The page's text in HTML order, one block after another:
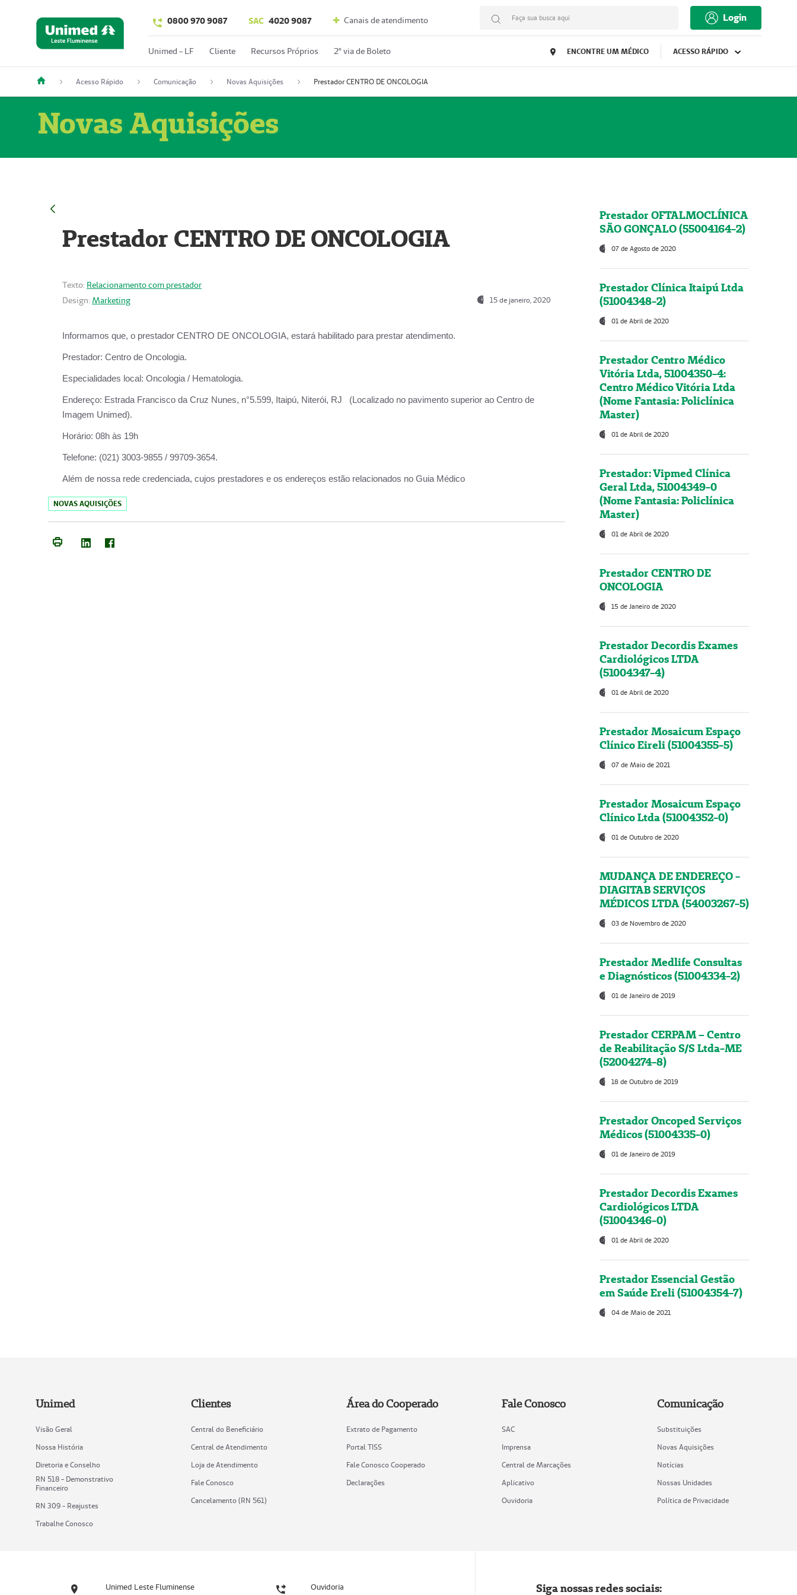
0800 970 9087 SAC 4020 9087 Canais de atendimento Faça sua busca aqui Login
Unimed - LF Cliente Recursos Próprios 2º via de Boleto ENCONTRE UM MÉDICO ACESSO RÁPIDO
Acesso Rápido Comunicação Novas Aquisições Prestador CENTRO DE ONCOLOGIA
Novas Aquisições
Prestador CENTRO DE ONCOLOGIA
Texto: Relacionamento com prestador
Design: Marketing 15 de janeiro, 2020
Informamos que, o prestador CENTRO DE ONCOLOGIA, estará habilitado para prestar atendimento.
Prestador: Centro de Oncologia.
Especialidades local: Oncologia / Hematologia.
Endereço: Estrada Francisco da Cruz Nunes, n°5.599, Itaipú, Niterói, RJ (Localizado no pavimento superior ao Centro de
Imagem Unimed).
Horário: 08h às 19h
Telefone: (021) 3003-9855 / 99709-3654.
Além de nossa rede credenciada, cujos prestadores e os endereços estão relacionados no Guia Médico
NOVAS AQUISIÇÕES
Prestador OFTALMOCLÍNICA
SÃO GONÇALO (55004164-2)
07 de Agosto de 2020
Prestador Clínica Itaipú Ltda
(51004348-2)
01 de Abril de 2020
Prestador Centro Médico
Vitória Ltda, 51004350-4:
Centro Médico Vitória Ltda
(Nome Fantasia: Policlínica
Master)
01 de Abril de 2020
Prestador: Vipmed Clínica
Geral Ltda, 51004349-0
(Nome Fantasia: Policlínica
Master)
01 de Abril de 2020
Prestador CENTRO DE
ONCOLOGIA
15 de Janeiro de 2020
Prestador Decordis Exames
Cardiológicos LTDA
(51004347-4)
01 de Abril de 2020
Prestador Mosaicum Espaço
Clínico Eireli (51004355-5)
07 de Maio de 2021
Prestador Mosaicum Espaço
Clínico Ltda (51004352-0)
01 de Outubro de 2020
MUDANÇA DE ENDEREÇO -
DIAGITAB SERVIÇOS
MÉDICOS LTDA (54003267-5)
03 de Novembro de 2020
Prestador Medlife Consultas
e Diagnósticos (51004334-2)
01 de Janeiro de 2019
Prestador CERPAM – Centro
de Reabilitação S/S Ltda-ME
(52004274-8)
18 de Outubro de 2019
Prestador Oncoped Serviços
Médicos (51004335-0)
01 de Janeiro de 2019
Prestador Decordis Exames
Cardiológicos LTDA
(51004346-0)
01 de Abril de 2020
Prestador Essencial Gestão
em Saúde Ereli (51004354-7)
04 de Maio de 2021
Unimed
Visão Geral
Nossa História
Diretoria e Conselho
RN 518 - Demonstrativo
Financeiro
RN 309 - Reajustes
Trabalhe Conosco
Clientes
Central do Beneficiário
Central de Atendimento
Loja de Atendimento
Fale Conosco
Cancelamento (RN 561)
Área do Cooperado
Extrato de Pagamento
Portal TISS
Fale Conosco Cooperado
Declarações
Fale Conosco
SAC
Imprensa
Central de Marcações
Aplicativo
Ouvidoria
Comunicação
Substituições
Novas Aquisições
Notícias
Nossas Unidades
Política de Privacidade
Unimed Leste Fluminense Ouvidoria Siga nossas redes sociais: